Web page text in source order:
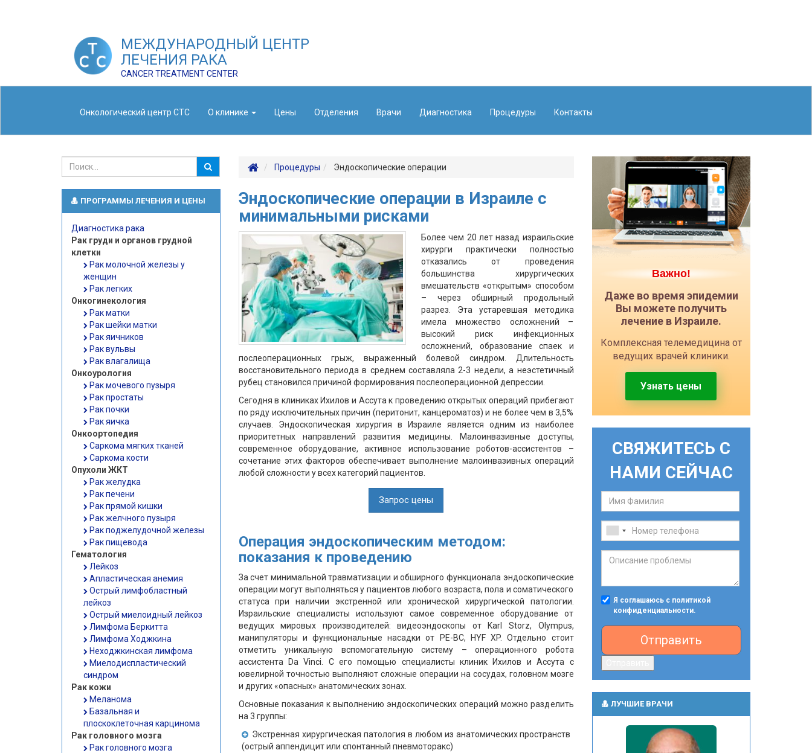
МЕЖДУНАРОДНЫЙ ЦЕНТР
ЛЕЧЕНИЯ РАКА
CANCER TREATMENT CENTER
Онкологический центр СТС О клинике Цены Отделения Врачи Диагностика Процедуры Контакты
Процедуры Эндоскопические операции
Эндоскопические операции в Израиле с
минимальными рисками
Более чем 20 лет назад израильские
хирурги практически полностью
отказались от проведения
большинства хирургических
вмешательств «открытым» способом
– через обширный продольный
разрез. Эта устаревшая методика
имела множество осложнений –
высокий риск инфекционных
осложнений, образование спаек и
послеоперационных грыж, выраженный болевой синдром. Длительность
восстановительного периода в среднем составляла 2-3 недели, а неэстетичный
рубец становился причиной формирования послеоперационной депрессии.
Сегодня в клиниках Ихилов и Ассута к проведению открытых операций прибегают
по ряду исключительных причин (перитонит, канцероматоз) и не более чем в 3,5%
случаев. Эндоскопическая хирургия в Израиле является одним из наиболее
приоритетных направлений развития медицины. Малоинвазивные доступы,
современное оборудование, активное использование роботов-ассистентов –
сочетание этих факторов обеспечивает выполнение малоинвазивных операций
любой сложности у всех категорий пациентов.
Запрос цены
Операция эндоскопическим методом:
показания к проведению
За счет минимальной травматизации и обширного функционала эндоскопические
операции могут выполняться у пациентов любого возраста, пола и соматического
статуса при наличии экстренной или хронической хирургической патологии.
Израильские специалисты используют самое современное оборудование от
ведущих мировых производителей: видеоэндоскопы от Karl Storz, Olympus,
манипуляторы и функциональные насадки от PE-BC, HYF XP. Отдельно стоит
отметить уникальную вспомогательную систему – операционного робота
ассистента Da Vinci. С его помощью специалисты клиник Ихилов и Ассута с
ювелирной точностью выполняют сложные операции на сосудах, головном мозге
и других «опасных» анатомических зонах.
Основные показания к выполнению эндоскопических операций можно разделить
на 3 группы:
Экстренная хирургическая патология в любом из анатомических пространств
(острый аппендицит или спонтанный пневмоторакс)
ПРОГРАММЫ ЛЕЧЕНИЯ И ЦЕНЫ
Диагностика рака
Рак груди и органов грудной
клетки
Рак молочной железы у
женщин
Рак легких
Онкогинекология
Рак матки
Рак шейки матки
Рак яичников
Рак вульвы
Рак влагалища
Онкоурология
Рак мочевого пузыря
Рак простаты
Рак почки
Рак яичка
Онкоортопедия
Саркома мягких тканей
Саркома кости
Опухоли ЖКТ
Рак желудка
Рак печени
Рак прямой кишки
Рак желчного пузыря
Рак поджелудочной железы
Рак пищевода
Гематология
Лейкоз
Апластическая анемия
Острый лимфобластный
лейкоз
Острый миелоидный лейкоз
Лимфома Беркитта
Лимфома Ходжкина
Неходжкинская лимфома
Миелодиспластический
синдром
Рак кожи
Меланома
Базальная и
плоскоклеточная карцинома
Рак головного мозга
Рак головного мозга
Важно!
Даже во время эпидемии
Вы можете получить
лечение в Израиле.
Комплексная телемедицина от
ведущих врачей клиники.
Узнать цены
СВЯЖИТЕСЬ С
НАМИ СЕЙЧАС
Я соглашаюсь с политикой
конфиденциальности.
Отправить
ЛУЧШИЕ ВРАЧИ